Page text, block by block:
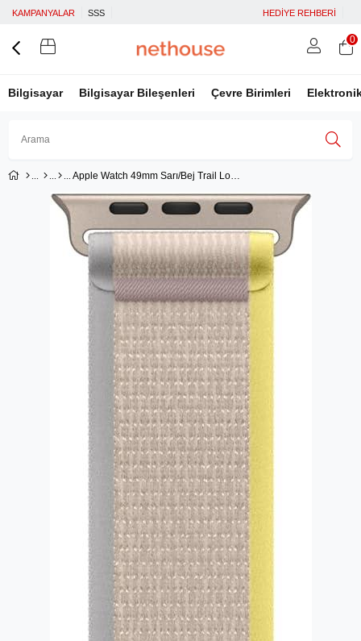
KAMPANYALAR SSS HEDİYE REHBERİ
Bilgisayar Bilgisayar Bileşenleri Çevre Birimleri
Üye Girişi Facebook İle Bağlan
Google İle Bağlan
0
Apple Watch 49mm Sarı/Bej Trail Loop S/M Kayış MQEG3ZM/A